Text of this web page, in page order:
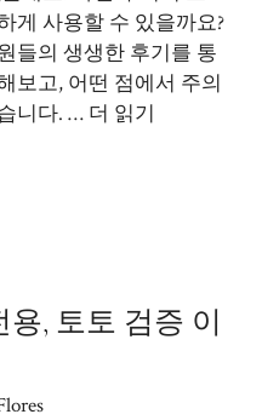
게 사용할 수 있을까요?
들의 생생한 후기를 통
보고, 어떤 점에서 주의
니다. … 더 읽기
, 토토 검증 이